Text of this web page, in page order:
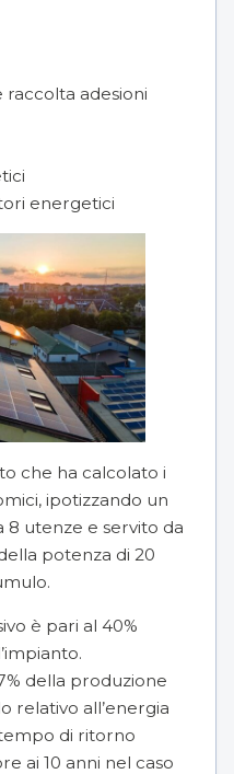
adesioni
energetici
che ha calcolato i
ipotizzando un
utenze e servito da
potenza di 20
è pari al 40%
della produzione
relativo all’energia
tempo di ritorno
ai 10 anni nel caso